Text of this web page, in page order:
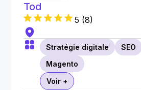
Tod
5 (8)
Stratégie digitale SEO
Magento
Voir +